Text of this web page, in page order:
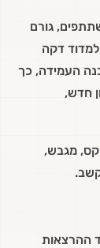
משחקים את זה בקבוצה של 20 משתתפים, גורם
דקה
העמידה, כך
חדש,
מגבש,
ההרצאות